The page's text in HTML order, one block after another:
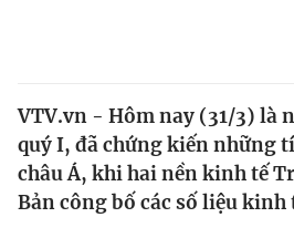
Thế giới
Tin tức
VTV.vn - Hôm nay (31/3) là
quý I, đã chứng kiến những
châu Á, khi hai nền kinh tế
Bản công bố các số liệu kinh